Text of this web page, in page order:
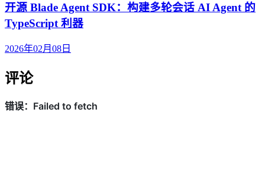
开源 Blade Agent SDK：构建多轮会话 AI Agent 的
TypeScript 利器
2026年02月08日
评论